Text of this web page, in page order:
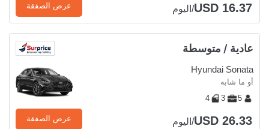
USD 16.37/اليوم عرض الصفقة
عادية / متوسطة
Hyundai Sonata
أو ما شابه
5
3
4
USD 26.33/اليوم عرض الصفقة